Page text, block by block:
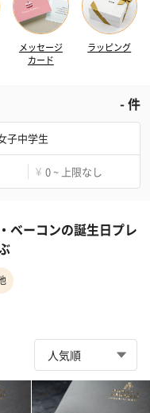
メッセージ
カード
ラッピング
-件
子中学生
¥ 0 ~ 上限なし
ベーコンの誕生日プレ